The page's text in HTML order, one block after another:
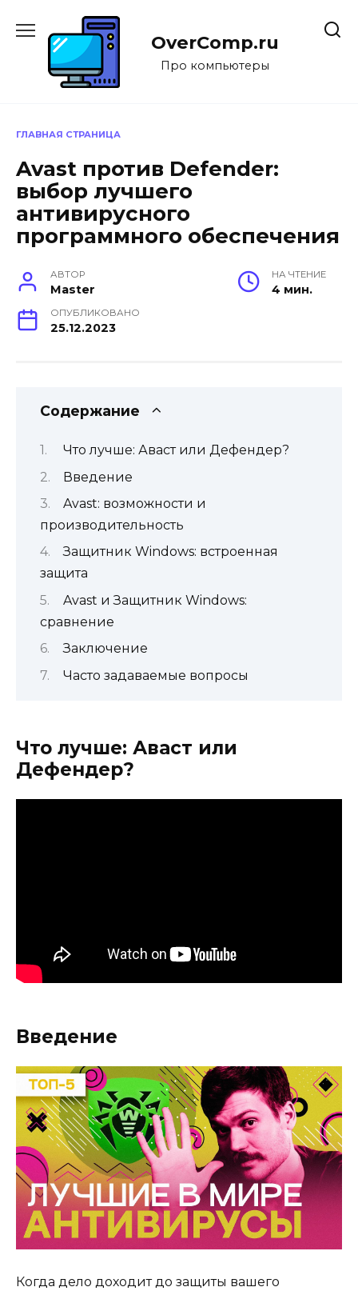
содержанию
OverComp.ru
Про компьютеры
ГЛАВНАЯ СТРАНИЦА
Avast против Defender:
выбор лучшего
антивирусного
программного обеспечения
АВТОР
Master
НА ЧТЕНИЕ
4 мин.
ОПУБЛИКОВАНО
25.12.2023
Содержание
Что лучше: Аваст или Дефендер?
Введение
Avast: возможности и
производительность
Защитник Windows: встроенная
защита
Avast и Защитник Windows:
сравнение
Заключение
Часто задаваемые вопросы
Что лучше: Аваст или
Дефендер?
Введение
Когда дело доходит до защиты вашего